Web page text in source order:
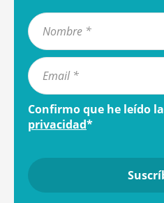
Confirmo que he leído la
privacidad*